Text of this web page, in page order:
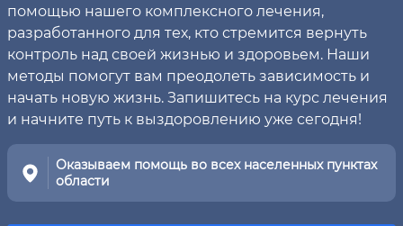
помощью нашего комплексного лечения,
разработанного для тех, кто стремится вернуть
контроль над своей жизнью и здоровьем. Наши
методы помогут вам преодолеть зависимость и
начать новую жизнь. Запишитесь на курс лечения
и начните путь к выздоровлению уже сегодня!
Оказываем помощь во всех населенных пунктах
области